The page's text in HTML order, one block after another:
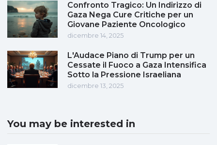
Confronto Tragico: Un Indirizzo di
Gaza Nega Cure Critiche per un
Giovane Paziente Oncologico
dicembre 14, 2025
L'Audace Piano di Trump per un
Cessate il Fuoco a Gaza Intensifica
Sotto la Pressione Israeliana
dicembre 13, 2025
You may be interested in